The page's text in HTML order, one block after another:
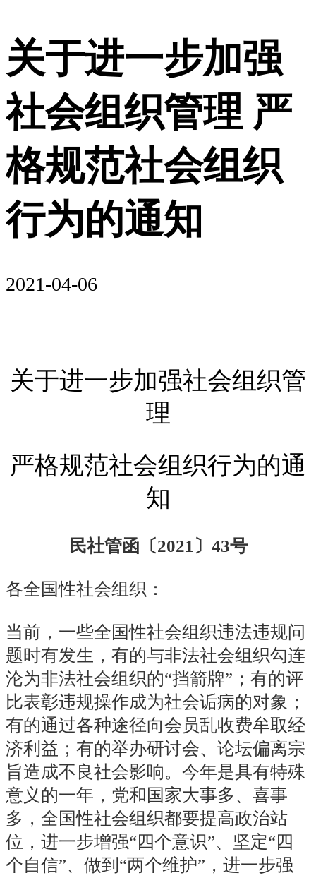
关于进一步加强
社会组织管理 严
格规范社会组织
行为的通知
2021-04-06
关于进一步加强社会组织管
理
严格规范社会组织行为的通
知
民社管函〔2021〕43号
各全国性社会组织：
当前，一些全国性社会组织违法违规问
题时有发生，有的与非法社会组织勾连
沦为非法社会组织的“挡箭牌”；有的评
比表彰违规操作成为社会诟病的对象；
有的通过各种途径向会员乱收费牟取经
济利益；有的举办研讨会、论坛偏离宗
旨造成不良社会影响。今年是具有特殊
意义的一年，党和国家大事多、喜事
多，全国性社会组织都要提高政治站
位，进一步增强“四个意识”、坚定“四
个自信”、做到“两个维护”，进一步强